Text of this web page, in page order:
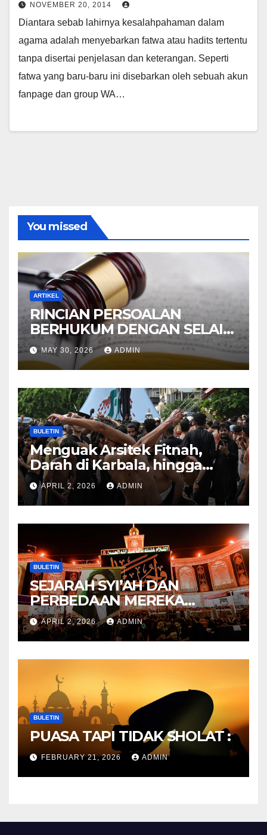
NOVEMBER 20, 2014
Diantara sebab lahirnya kesalahpahaman dalam
agama adalah menyebarkan fatwa atau hadits tertentu
tanpa disertai penjelasan dan keterangan. Seperti
fatwa yang baru-baru ini disebarkan oleh sebuah akun
fanpage dan group WA…
You missed
ARTIKEL
RINCIAN PERSOALAN
BERHUKUM DENGAN SELAIN
HUKUM ALLAH DALAM
KITAB AT-TAMHID SYARAH
KITAB AT-TAUHID
MAY 30, 2026 ADMIN
BULETIN
Menguak Arsitek Fitnah,
Darah di Karbala, hingga
Lahirnya Sekte-sekte serta
Mitos Imam Gaib
APRIL 2, 2026 ADMIN
BULETIN
SEJARAH SYI’AH DAN
PERBEDAAN MEREKA
ANTARA DULU DAN
SEKARANG
APRIL 2, 2026 ADMIN
BULETIN
PUASA TAPI TIDAK SHOLAT :
FEBRUARY 21, 2026 ADMIN